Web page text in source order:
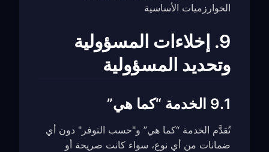
الخوارزميات الأساسية
9. إخلاءات المسؤولية
وتحديد المسؤولية
9.1 الخدمة “كما هي”
تُقدَّم الخدمة “كما هي” و"حسب التوفر" دون أي
ضمانات من أي نوع، سواء كانت صريحة أو